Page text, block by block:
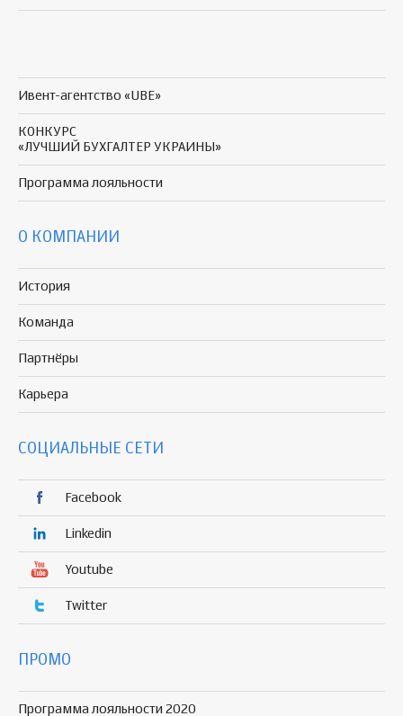
Ивент-агентство «UBE»
КОНКУРС
«ЛУЧШИЙ БУХГАЛТЕР УКРАИНЫ»
Программа лояльности
О КОМПАНИИ
История
Команда
Партнёры
Карьера
СОЦИАЛЬНЫЕ СЕТИ
Facebook
Linkedin
Youtube
Twitter
ПРОМО
Программа лояльности 2020